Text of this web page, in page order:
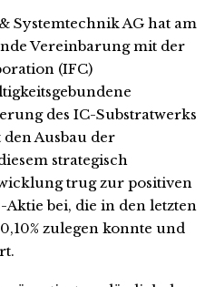
Systemtechnik AG hat am
Vereinbarung mit der
(IFC)
des IC-Substratwerks
Ausbau der
strategisch
trug zur positiven
bei, die in den letzten
zulegen konnte und